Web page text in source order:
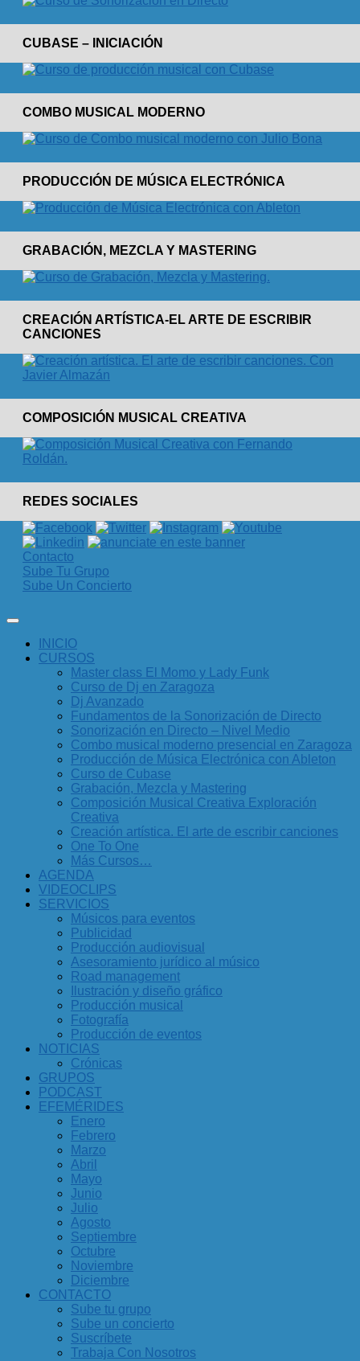
CUBASE – INICIACIÓN
COMBO MUSICAL MODERNO
PRODUCCIÓN DE MÚSICA ELECTRÓNICA
GRABACIÓN, MEZCLA Y MASTERING
CREACIÓN ARTÍSTICA-EL ARTE DE ESCRIBIR
CANCIONES
COMPOSICIÓN MUSICAL CREATIVA
REDES SOCIALES
Contacto
Sube Tu Grupo
Sube Un Concierto
INICIO
CURSOS
Master class El Momo y Lady Funk
Curso de Dj en Zaragoza
Dj Avanzado
Fundamentos de la Sonorización de Directo
Sonorización en Directo – Nivel Medio
Combo musical moderno presencial en Zaragoza
Producción de Música Electrónica con Ableton
Curso de Cubase
Grabación, Mezcla y Mastering
Composición Musical Creativa Exploración
Creativa
Creación artística. El arte de escribir canciones
One To One
Más Cursos…
AGENDA
VIDEOCLIPS
SERVICIOS
Músicos para eventos
Publicidad
Producción audiovisual
Asesoramiento jurídico al músico
Road management
Ilustración y diseño gráfico
Producción musical
Fotografía
Producción de eventos
NOTICIAS
Crónicas
GRUPOS
PODCAST
EFEMÉRIDES
Enero
Febrero
Marzo
Abril
Mayo
Junio
Julio
Agosto
Septiembre
Octubre
Noviembre
Diciembre
CONTACTO
Sube tu grupo
Sube un concierto
Suscríbete
Trabaja Con Nosotros